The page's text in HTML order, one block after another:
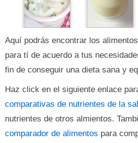
Aquí podrás encontrar los
para tí de acuerdo a tus
fin de conseguir una dieta sana y
Haz click en el siguiente enlace
comparativas de nutrientes de la
nutrientes de otros almientos.
comparador de alimentos para